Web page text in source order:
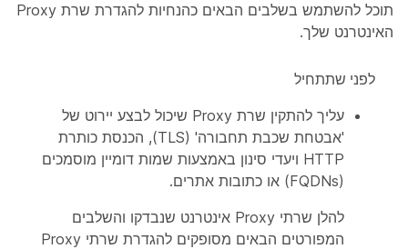
תוכל להשתמש בשלבים הבאים כהנחיות להגדרת שרת Proxy
האינטרנט שלך.
לפני שתתחיל
עליך להתקין שרת Proxy שיכול לבצע יירוט של
'אבטחת שכבת תחבורה' (TLS), הכנסת כותרת
HTTP ויעדי סינון באמצעות שמות דומיין מוסמכים
(FQDNs) או כתובות אתרים.
להלן שרתי Proxy אינטרנט שנבדקו והשלבים
המפורטים הבאים מסופקים להגדרת שרתי Proxy